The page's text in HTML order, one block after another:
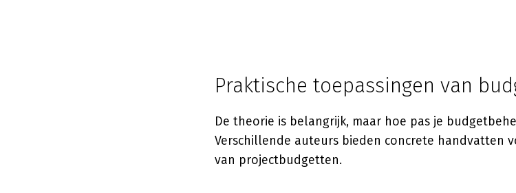
Praktische toepassingen van
De theorie is belangrijk, maar hoe pas je
Verschillende auteurs bieden concrete handvatten
van projectbudgetten.